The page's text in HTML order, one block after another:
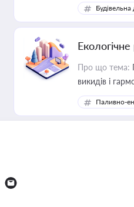
Будівельна
Про що тема:
викидів і
Паливно-